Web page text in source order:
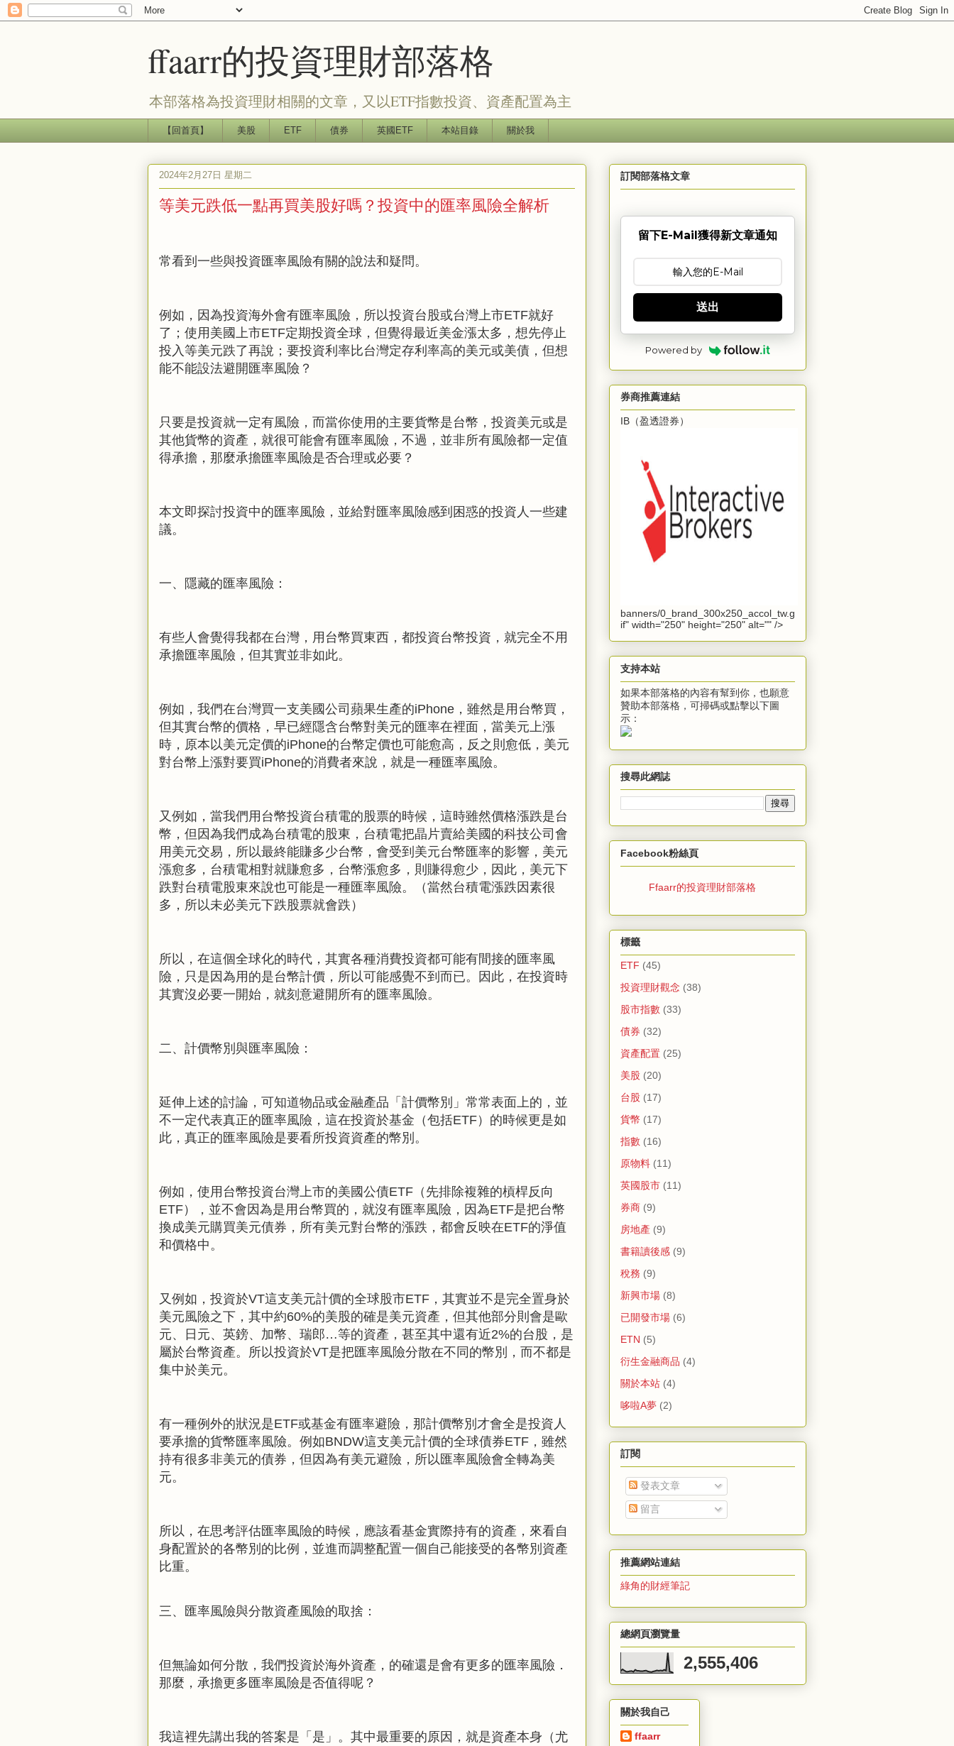
ffaarr的投資理財部落格
本部落格為投資理財相關的文章，又以ETF指數投資、資產配置為主
【回首頁】 美股 ETF 債券 英國ETF 本站目錄 關於我
2024年2月27日 星期二
等美元跌低一點再買美股好嗎？投資中的匯率風險全解析
常看到一些與投資匯率風險有關的說法和疑問。
例如，因為投資海外會有匯率風險，所以投資台股或台灣上市ETF就好
了；使用美國上市ETF定期投資全球，但覺得最近美金漲太多，想先停止
投入等美元跌了再說；要投資利率比台灣定存利率高的美元或美債，但想
能不能設法避開匯率風險？
只要是投資就一定有風險，而當你使用的主要貨幣是台幣，投資美元或是
其他貨幣的資產，就很可能會有匯率風險，不過，並非所有風險都一定值
得承擔，那麼承擔匯率風險是否合理或必要？
本文即探討投資中的匯率風險，並給對匯率風險感到困惑的投資人一些建
議。
一、隱藏的匯率風險：
有些人會覺得我都在台灣，用台幣買東西，都投資台幣投資，就完全不用
承擔匯率風險，但其實並非如此。
例如，我們在台灣買一支美國公司蘋果生產的iPhone ，雖然是用台幣買，
但其實台幣的價格，早已經隱含台幣對美元的匯率在裡面，當美元上漲
時，原本以美元定價的iPhone的台幣定價也可能愈高，反之則愈低，美元
對台幣上漲對要買iPhone的消費者來說，就是一種匯率風險。
又例如，當我們用台幣投資台積電的股票的時候，這時雖然價格漲跌是台
幣，但因為我們成為台積電的股東，台積電把晶片賣給美國的科技公司會
用美元交易，所以最終能賺多少台幣，會受到美元台幣匯率的影響，美元
漲愈多，台積電相對就賺愈多，台幣漲愈多，則賺得愈少，因此，美元下
跌對台積電股東來說也可能是一種匯率風險。（當然台積電漲跌因素很
多，所以未必美元下跌股票就會跌）
所以，在這個全球化的時代，其實各種消費投資都可能有間接的匯率風
險，只是因為用的是台幣計價，所以可能感覺不到而已。因此，在投資時
其實沒必要一開始，就刻意避開所有的匯率風險。
二、計價幣別與匯率風險：
延伸上述的討論，可知道物品或金融產品「計價幣別」常常表面上的，並
不一定代表真正的匯率風險，這在投資於基金（包括ETF）的時候更是如
此，真正的匯率風險是要看所投資資產的幣別。
例如，使用台幣投資台灣上市的美國公債ETF （先排除複雜的槓桿反向
ETF），並不會因為是用台幣買的，就沒有匯率風險，因為ETF是把台幣
換成美元購買美元債券，所有美元對台幣的漲跌，都會反映在ETF的淨值
和價格中。
又例如，投資於VT這支美元計價的全球股市ETF ，其實並不是完全置身於
美元風險之下，其中約60%的美股的確是美元資產，但其他部分則會是歐
元、日元、英鎊、加幣、瑞郎…等的資產，甚至其中還有近2%的台股，是
屬於台幣資產。所以投資於VT是把匯率風險分散在不同的幣別，而不都是
集中於美元。
有一種例外的狀況是ETF或基金有匯率避險，那計價幣別才會全是投資人
要承擔的貨幣匯率風險。例如BNDW這支美元計價的全球債券ETF ，雖然
持有很多非美元的債券，但因為有美元避險，所以匯率風險會全轉為美
元。
所以，在思考評估匯率風險的時候，應該看基金實際持有的資產，來看自
身配置於的各幣別的比例，並進而調整配置一個自己能接受的各幣別資產
比重。
三、匯率風險與分散資產風險的取捨：
但無論如何分散，我們投資於海外資產，的確還是會有更多的匯率風險．
那麼，承擔更多匯率風險是否值得呢？
我這裡先講出我的答案是「是」。其中最重要的原因，就是資產本身（尤
訂閱部落格文章
留下E-Mail獲得新文章通知
送出
Powered by
券商推薦連結
IB（盈透證券）
banners/0_brand_300x250_accol_tw.g
if" width="250" height="250" alt="" />
支持本站
如果本部落格的內容有幫到你，也願意
贊助本部落格，可掃碼或點擊以下圖
示：
搜尋此網誌
Facebook粉絲頁
Ffaarr的投資理財部落格
標籤
ETF (45)
投資理財觀念 (38)
股市指數 (33)
債券 (32)
資產配置 (25)
美股 (20)
台股 (17)
貨幣 (17)
指數 (16)
原物料 (11)
英國股市 (11)
券商 (9)
房地產 (9)
書籍讀後感 (9)
稅務 (9)
新興市場 (8)
已開發市場 (6)
ETN (5)
衍生金融商品 (4)
關於本站 (4)
哆啦A夢 (2)
訂閱
發表文章
留言
推薦網站連結
綠角的財經筆記
總網頁瀏覽量
2,555,406
關於我自己
ffaarr